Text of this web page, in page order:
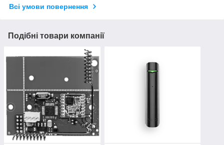
Всі умови повернення
Подібні товари компанії